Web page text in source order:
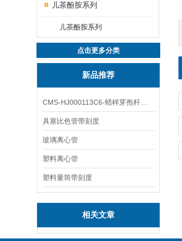
儿茶酚胺系列
儿茶酚胺系列
点击更多分类
新品推荐
具塞比色管带刻度
玻璃离心管
塑料离心管
塑料量筒带刻度
相关文章